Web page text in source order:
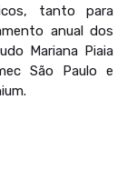
tanto para
anual dos
Mariana Piaia
São Paulo e